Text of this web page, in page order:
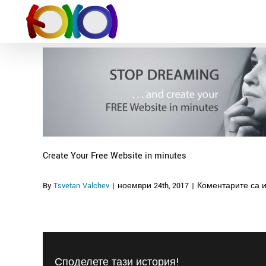
content
Create Your Free Website in minutes
By Tsvetan Valchev | ноември 24th, 2017 | Коментарите са
Споделете тази история!